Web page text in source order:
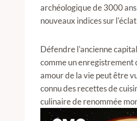
archéologique de 3000
nouveaux indices sur
Défendre l'ancienne
comme un enregistrement
amour de la vie peut être
connu des recettes de
culinaire de renommée